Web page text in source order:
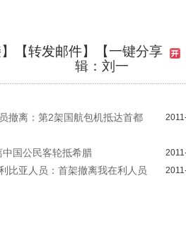
】【转发邮件】
【一键分享
辑：刘一
撤离：第2架国航包机抵达首都
国公民客轮抵希腊
比亚人员：首架撤离我在利人员